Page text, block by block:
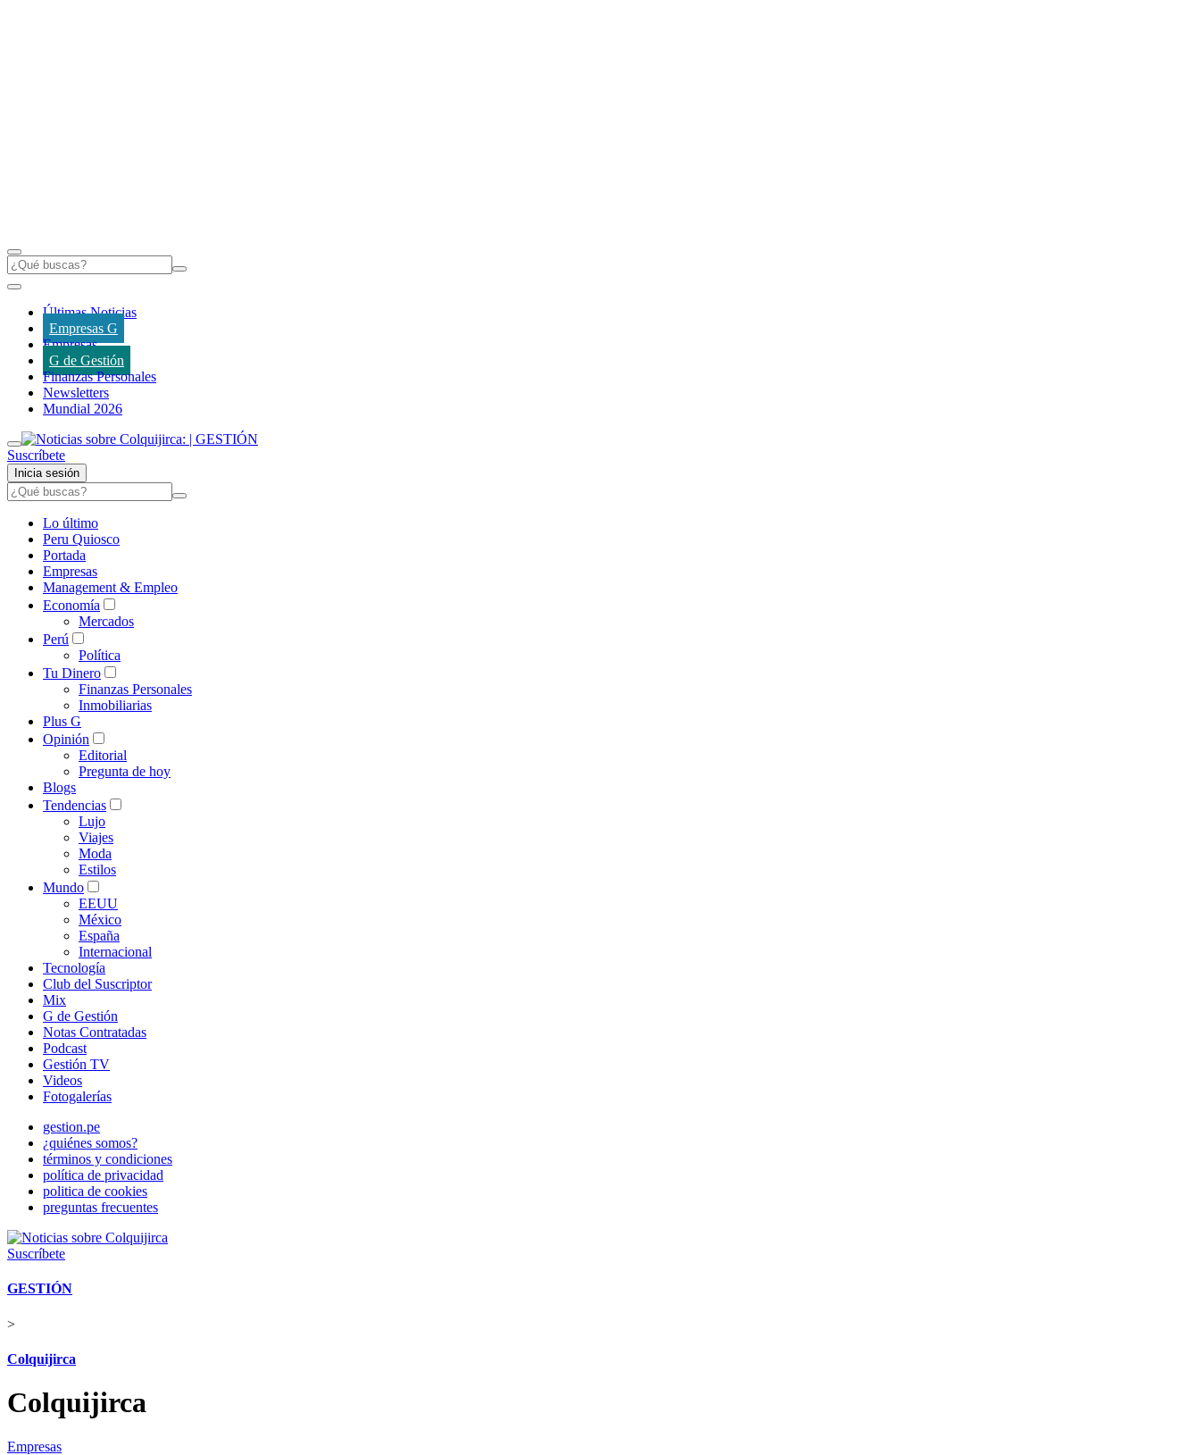
Últimas Noticias
Empresas G
Empresas
G de Gestión
Finanzas Personales
Newsletters
Mundial 2026
Suscríbete
Inicia sesión
Lo último
Peru Quiosco
Portada
Empresas
Management & Empleo
Economía
Mercados
Perú
Política
Tu Dinero
Finanzas Personales
Inmobiliarias
Plus G
Opinión
Editorial
Pregunta de hoy
Blogs
Tendencias
Lujo
Viajes
Moda
Estilos
Mundo
EEUU
México
España
Internacional
Tecnología
Club del Suscriptor
Mix
G de Gestión
Notas Contratadas
Podcast
Gestión TV
Videos
Fotogalerías
gestion.pe
¿quiénes somos?
términos y condiciones
política de privacidad
politica de cookies
preguntas frecuentes
Suscríbete
GESTIÓN
>
Colquijirca
Colquijirca
Empresas